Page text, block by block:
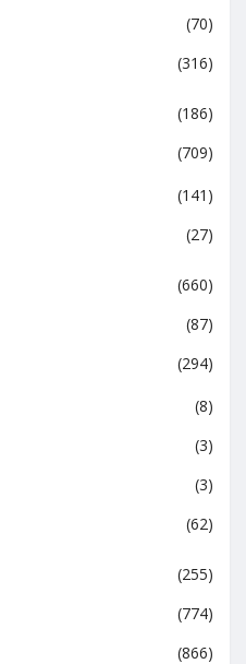
(70)
(316)
(186)
(709)
(141)
(27)
(660)
(87)
(294)
(8)
(3)
(3)
(62)
(255)
(774)
(866)